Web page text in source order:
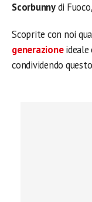
Scorbunnydi
Scoprite con noi
generazioneideale
condividendo questo